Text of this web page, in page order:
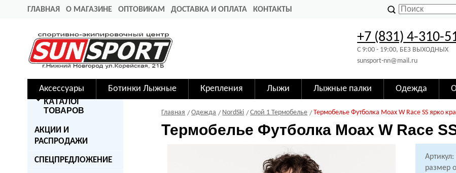
ГЛАВНАЯ О МАГАЗИНЕ ОПТОВИКАМ ДОСТАВКА И ОПЛАТА КОНТАКТЫ
+7 (831) 4-310-
C 9:00 - 19:00, БЕЗ ВЫХОДНЫХ
sunsport-nn@mail.ru
Аксессуары Ботинки Лыжные Крепления Лыжи Лыжные палки Одежда
КАТАЛОГ
ТОВАРОВ
АКЦИИ И
РАСПРОДАЖИ
СПЕЦПРЕДЛОЖЕНИЕ
Главная Одежда NordSki Слой 1 Термобелье Термобелье Футболка Moax W Race SS ярко
Термобелье Футболка Moax W Race
размер